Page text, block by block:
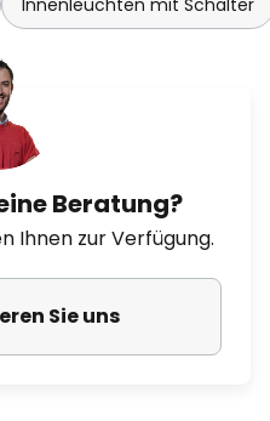
Innenleuchten mit Schalter
Beratung?
Ihnen zur Verfügung.
Sie uns